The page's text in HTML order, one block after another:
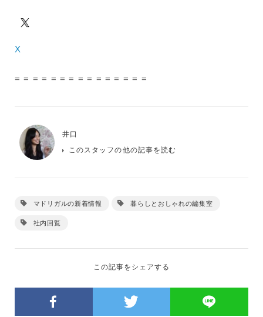
X
= = = = = = = = = = = = = = =
井口
このスタッフの他の記事を読む
マドリガルの新着情報 暮らしとおしゃれの編集室
社内回覧
この記事をシェアする